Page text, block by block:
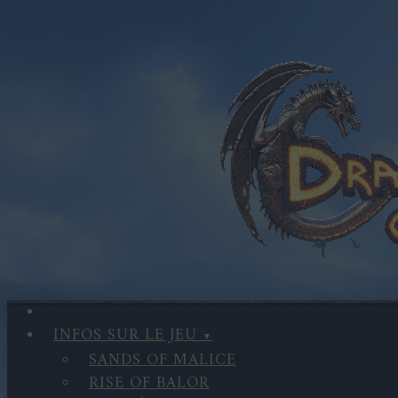
INFOS SUR LE JEU
SANDS OF MALICE
RISE OF BALOR